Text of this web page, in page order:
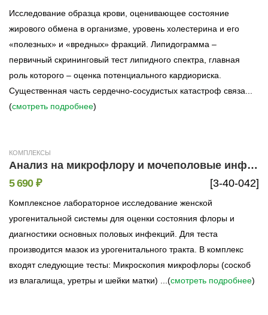
Исследование образца крови, оценивающее состояние
жирового обмена в организме, уровень холестерина и его
«полезных» и «вредных» фракций. Липидограмма –
первичный скрининговый тест липидного спектра, главная
роль которого – оценка потенциального кардиориска.
Существенная часть сердечно-сосудистых катастроф связа...
(смотреть подробнее)
КОМПЛЕКСЫ
Анализ на микрофлору и мочеполовые инфекции у женщин (11 показателей)
[3-40-042]
5 690 ₽
Комплексное лабораторное исследование женской
урогенитальной системы для оценки состояния флоры и
диагностики основных половых инфекций. Для теста
производится мазок из урогенитального тракта. В комплекс
входят следующие тесты: Микроскопия микрофлоры (соскоб
из влагалища, уретры и шейки матки) ...(смотреть подробнее)